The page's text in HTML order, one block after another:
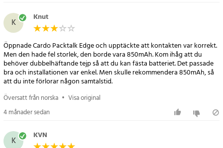
K Knut
Öppnade Cardo Packtalk Edge och upptäckte att kontakten var korrekt.
Men den hade fel storlek, den borde vara 850mAh. Kom ihåg att du
behöver dubbelhäftande tejp så att du kan fästa batteriet. Det passade
bra och installationen var enkel. Men skulle rekommendera 850mAh, så
att du inte förlorar någon samtalstid.
Översatt från norska • Visa original
4 månader sedan
K KVN